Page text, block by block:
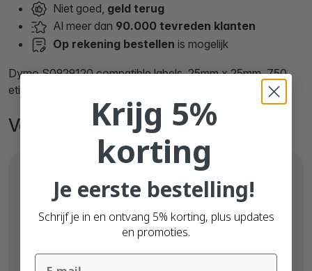
Niet goed, geld terug
Al meer dan 90.000 tevreden klanten
Op rekening bestellen is mogelijk
Dymo S0929120 compatible labels, 25mm x 25mm, 750
etiketten, blanco, verwijderbaar
Vaak samen gekocht
Krijg 5%
korting
Je eerste bestelling!
Schrijf je in en ontvang 5% korting, plus updates
en promoties.
Email